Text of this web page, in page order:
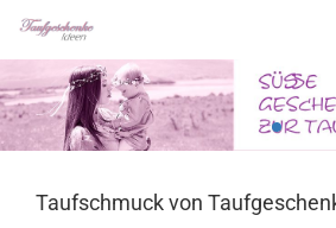
Taufschmuck von